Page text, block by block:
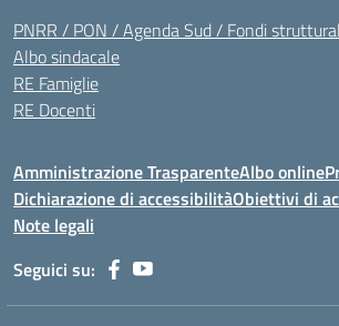
PNRR / PON / Agenda Sud / Fondi
Albo sindacale
RE Famiglie
RE Docenti
Amministrazione TrasparenteAlbo online
Dichiarazione di accessibilitàObiettivi di
Note legali
Seguici su: